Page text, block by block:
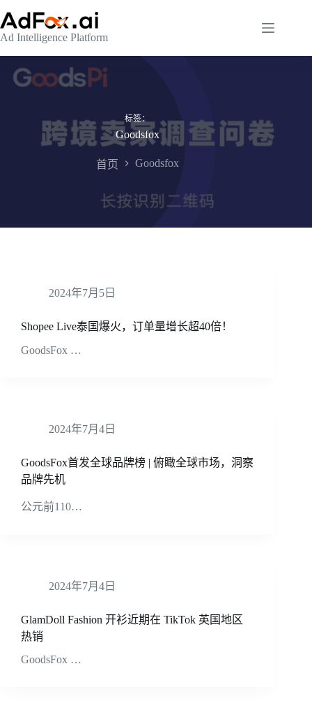
至
内
容
Ad Intelligence Platform
标签：
Goodsfox
首页 Goodsfox
2024年7月5日
Shopee Live泰国爆火，订单量增长超40倍！
GoodsFox …
2024年7月4日
GoodsFox首发全球品牌榜 | 俯瞰全球市场，洞察
品牌先机
公元前110…
2024年7月4日
GlamDoll Fashion 开衫近期在 TikTok 英国地区
热销
GoodsFox …